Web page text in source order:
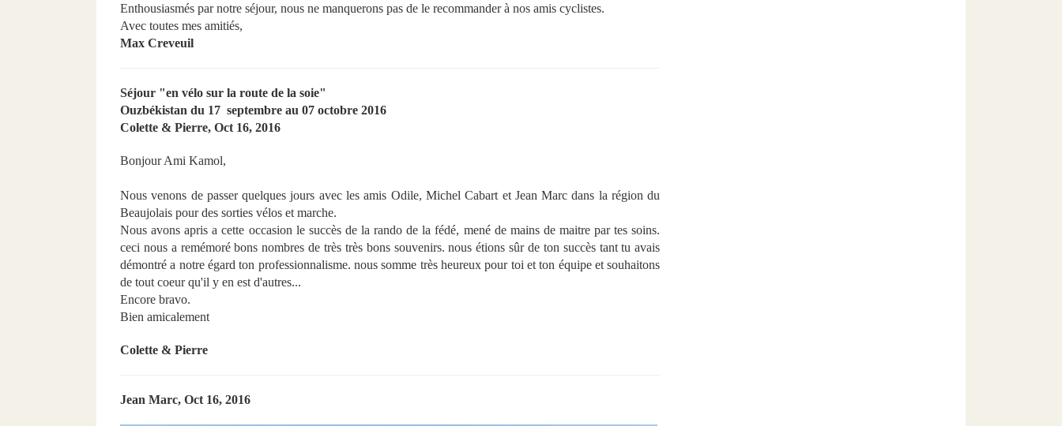
Enthousiasmés par notre séjour, nous ne manquerons pas de le recommander à nos amis cyclistes.
Avec toutes mes amitiés,
Max Creveuil
Séjour "en vélo sur la route de la soie"
Ouzbékistan du 17 septembre au 07 octobre 2016
Colette & Pierre, Oct 16, 2016
Bonjour Ami Kamol,
Nous venons de passer quelques jours avec les amis Odile, Michel Cabart et Jean Marc dans la région du
Beaujolais pour des sorties vélos et marche.
Nous avons apris a cette occasion le succès de la rando de la fédé, mené de mains de maitre par tes soins.
ceci nous a remémoré bons nombres de très très bons souvenirs. nous étions sûr de ton succès tant tu avais
démontré a notre égard ton professionnalisme. nous somme très heureux pour toi et ton équipe et souhaitons
de tout coeur qu'il y en est d'autres...
Encore bravo.
Bien amicalement
Colette & Pierre
Jean Marc, Oct 16, 2016